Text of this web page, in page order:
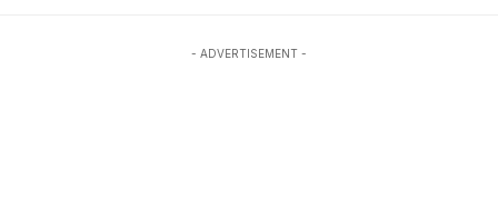
- ADVERTISEMENT -